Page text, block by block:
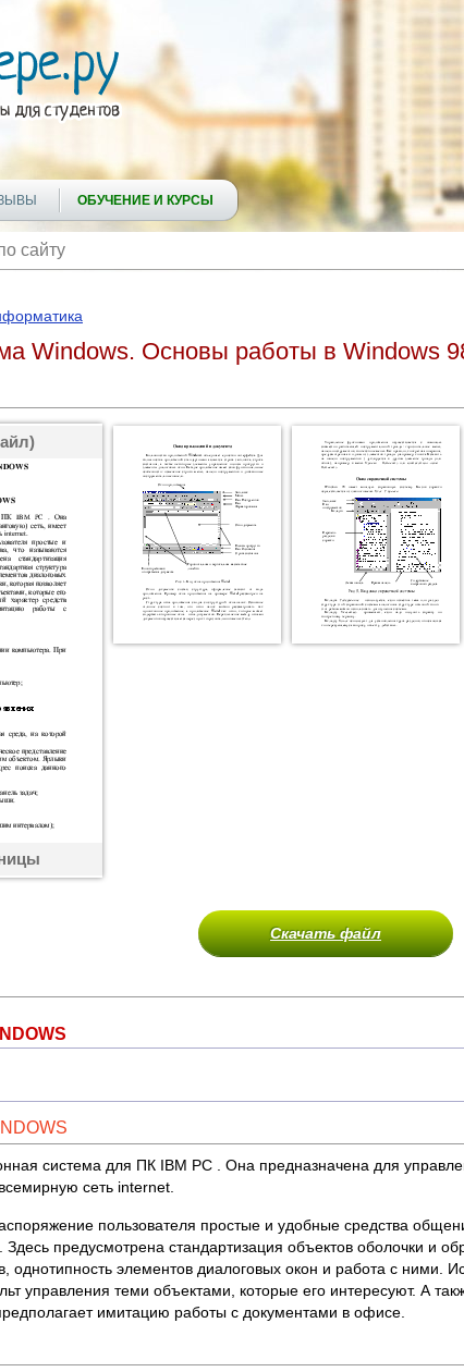
ОБУЧЕНИЕ И КУРСЫ
Windows. Основы работы в Windows
Скачать файл
система для ПК IBM PC . Она предназначена для
сеть internet.
пользователя простые и удобные средства
предусмотрена стандартизация объектов оболочки и
однотипность элементов диалоговых окон и работа с ними.
управления теми объектами, которые его интересуют. А
имитацию работы с документами в офисе.